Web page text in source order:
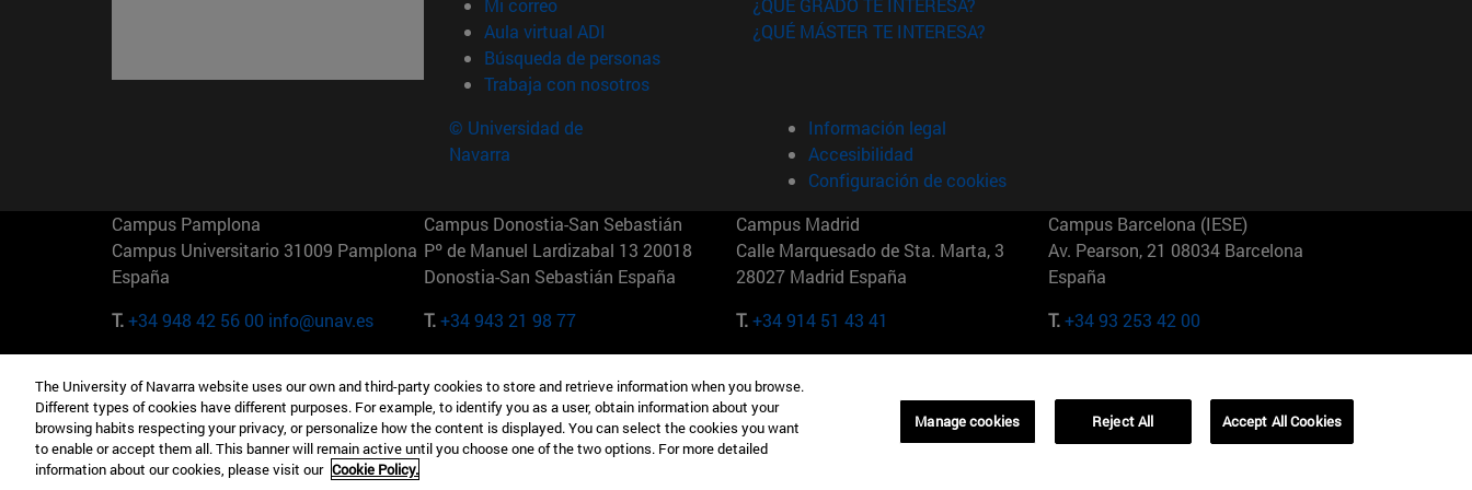
Mi correo
Aula virtual ADI (abre en nueva ventana)
Búsqueda de personas(abre en nueva ventana)
Trabaja con nosotros(abre en nueva ventana)
¿QUÉ GRADO TE INTERESA?
¿QUÉ MÁSTER TE INTERESA?
© Universidad de
Navarra
Información legal
Accesibilidad
Configuración de cookies
Campus Pamplona
Campus Universitario 31009 Pamplona
España
T.+34 948 42 56 00 info@unav.es
Campus Donostia-San Sebastián
Pº de Manuel Lardizabal 13 20018
Donostia-San Sebastián España
T.+34 943 21 98 77
Campus Madrid
Calle Marquesado de Sta. Marta, 3
28027 Madrid España
T.+34 914 51 43 41
Campus Barcelona (IESE)
Av. Pearson, 21 08034 Barcelona
España
T.+34 93 253 42 00
Camino del Cerro Águila 3 28023
Madrid España
T.+34 912 11 30 00
165 W 57th St 10019-2201 Nueva York
EE.UU
T.+1 646 346 8850
Maria-Theresia-Straße 15 81675
Múnich Alemania
T.+49 89 24209790
01321001 Bela Vista Brasil
The University of Navarra website uses our own and third-party cookies to store and retrieve information when you browse.
Different types of cookies have different purposes. For example, to identify you as a user, obtain information about your
browsing habits respecting your privacy, or personalize how the content is displayed. You can select the cookies you want
to enable or accept them all. This banner will remain active until you choose one of the two options. For more detailed
information about our cookies, please visit our Cookie Policy.
Manage cookies Reject All Accept All Cookies